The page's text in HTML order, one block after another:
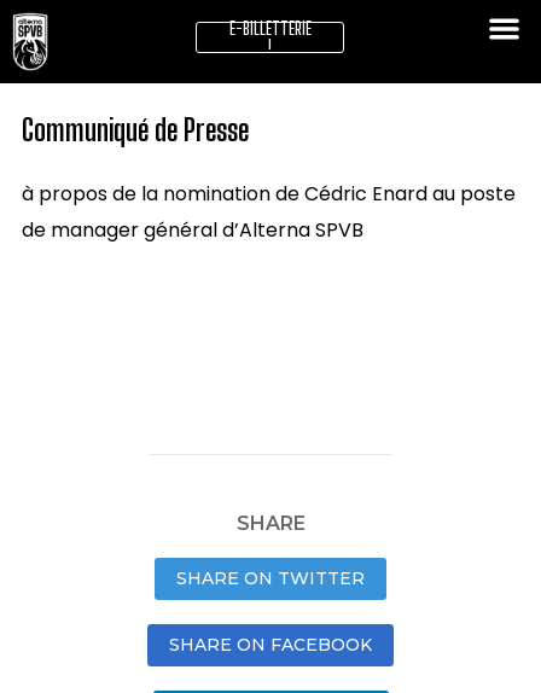
E-BILLETTERIE
!
Communiqué de Presse
à propos de la nomination de Cédric Enard au poste
de manager général d’Alterna SPVB
SHARE
SHARE ON TWITTER
SHARE ON FACEBOOK